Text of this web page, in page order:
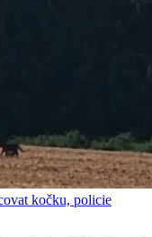
kočku, policie